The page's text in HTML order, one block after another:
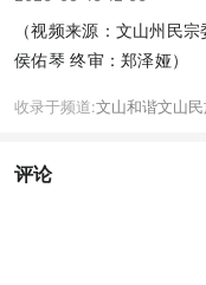
视听
视频快刷 视频
壮语节目
（视频来源：文山州民
侯佑琴 终审：郑泽娅）
收录于频道:文山和谐文山
评论